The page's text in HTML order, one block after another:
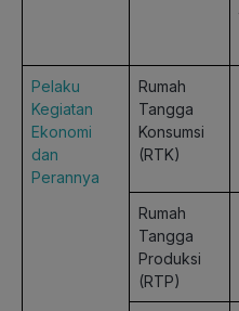
Pelaku
Kegiatan
Ekonomi
dan
Perannya
Rumah
Tangga
Konsumsi
(RTK)
Rumah
Tangga
Produksi
(RTP)